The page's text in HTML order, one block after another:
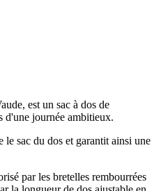
est un sac à dos de
d'une journée ambitieux.
sac du dos et garantit ainsi une
par les bretelles rembourrées